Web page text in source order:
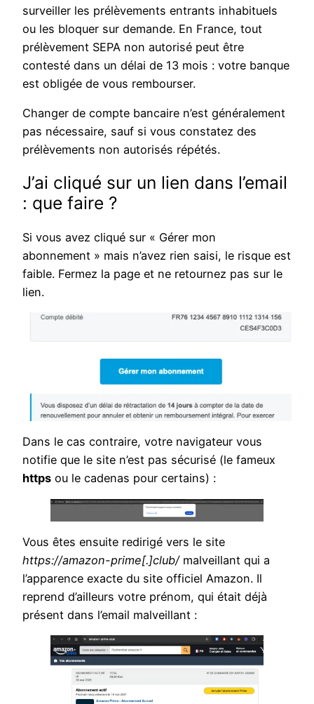
surveiller les prélèvements entrants inhabituels
ou les bloquer sur demande. En France, tout
prélèvement SEPA non autorisé peut être
contesté dans un délai de 13 mois : votre banque
est obligée de vous rembourser.
Changer de compte bancaire n’est généralement
pas nécessaire, sauf si vous constatez des
prélèvements non autorisés répétés.
J’ai cliqué sur un lien dans l’email
: que faire ?
Si vous avez cliqué sur « Gérer mon
abonnement » mais n’avez rien saisi, le risque est
faible. Fermez la page et ne retournez pas sur le
lien.
Dans le cas contraire, votre navigateur vous
notifie que le site n’est pas sécurisé (le fameux
https ou le cadenas pour certains) :
Vous êtes ensuite redirigé vers le site
https://amazon-prime[.]club/malveillant qui a
l’apparence exacte du site officiel Amazon. Il
reprend d’ailleurs votre prénom, qui était déjà
présent dans l’email malveillant :